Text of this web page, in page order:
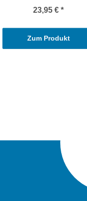
23,95 € *
Zum Produkt